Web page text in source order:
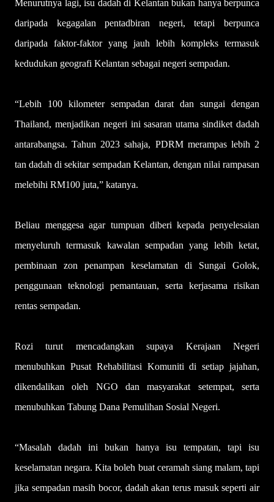
Menurutnya lagi, isu dadah di Kelantan bukan hanya berpunca
daripada kegagalan pentadbiran negeri, tetapi berpunca
daripada faktor-faktor yang jauh lebih kompleks termasuk
kedudukan geografi Kelantan sebagai negeri sempadan.
“Lebih 100 kilometer sempadan darat dan sungai dengan
Thailand, menjadikan negeri ini sasaran utama sindiket dadah
antarabangsa. Tahun 2023 sahaja, PDRM merampas lebih 2
tan dadah di sekitar sempadan Kelantan, dengan nilai rampasan
melebihi RM100 juta,” katanya.
Beliau menggesa agar tumpuan diberi kepada penyelesaian
menyeluruh termasuk kawalan sempadan yang lebih ketat,
pembinaan zon penampan keselamatan di Sungai Golok,
penggunaan teknologi pemantauan, serta kerjasama risikan
rentas sempadan.
Rozi turut mencadangkan supaya Kerajaan Negeri
menubuhkan Pusat Rehabilitasi Komuniti di setiap jajahan,
dikendalikan oleh NGO dan masyarakat setempat, serta
menubuhkan Tabung Dana Pemulihan Sosial Negeri.
“Masalah dadah ini bukan hanya isu tempatan, tapi isu
keselamatan negara. Kita boleh buat ceramah siang malam, tapi
jika sempadan masih bocor, dadah akan terus masuk seperti air